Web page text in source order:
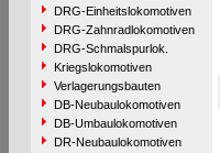
DRG-Einheitslokomotiven
DRG-Zahnradlokomotiven
DRG-Schmalspurlok.
Kriegslokomotiven
Verlagerungsbauten
DB-Neubaulokomotiven
DB-Umbaulokomotiven
DR-Neubaulokomotiven